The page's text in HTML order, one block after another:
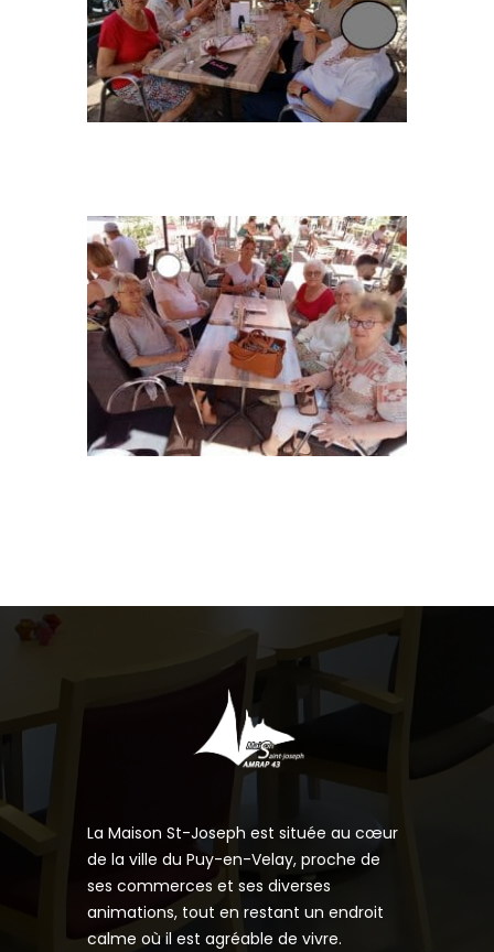
La Maison St-Joseph est située au cœur
de la ville du Puy-en-Velay, proche de
ses commerces et ses diverses
animations, tout en restant un endroit
calme où il est agréable de vivre.